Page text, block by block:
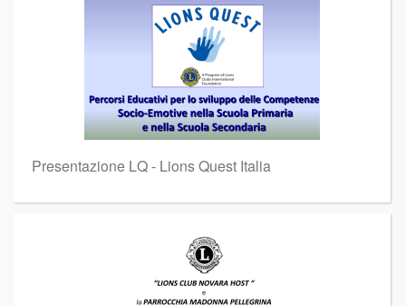
Presentazione LQ - Lions Quest Italia